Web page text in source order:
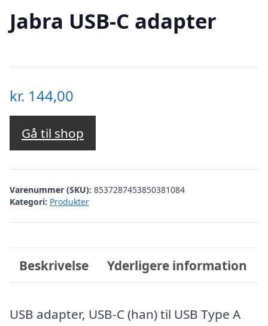
Jabra USB-C adapter
kr. 144,00
Gå til shop
Varenummer (SKU): 8537287453850381084
Kategori: Produkter
Beskrivelse Yderligere information
USB adapter, USB-C (han) til USB Type A